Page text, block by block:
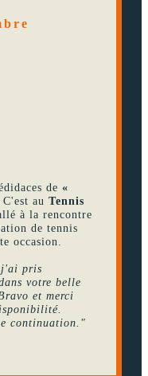
de«
C'est auTennis
à la rencontre
de tennis
occasion.
pris
votre belle
et merci
continuation."